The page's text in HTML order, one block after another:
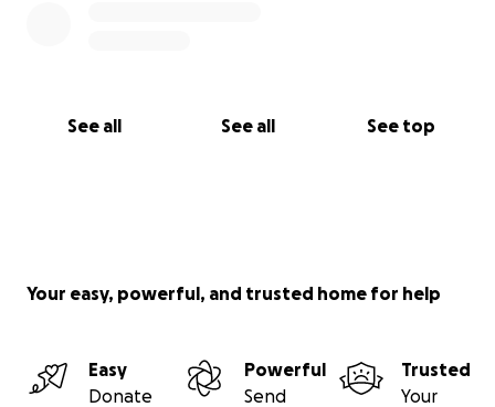
See all See all See top
Your easy, powerful, and trusted home for help
Easy
Donate
Powerful
Send
Trusted
Your